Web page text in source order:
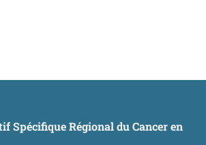
Spécifique Régional du Cancer en